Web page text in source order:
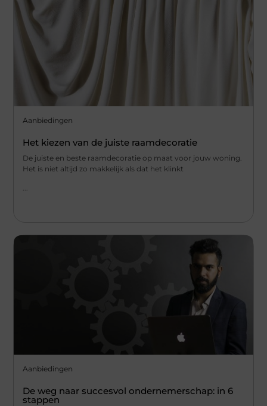
Aanbiedingen
Het kiezen van de juiste raamdecoratie
De juiste en beste raamdecoratie op maat voor jouw woning.
Het is niet altijd zo makkelijk als dat het klinkt
Aanbiedingen
De weg naar succesvol ondernemerschap: in 6
stappen